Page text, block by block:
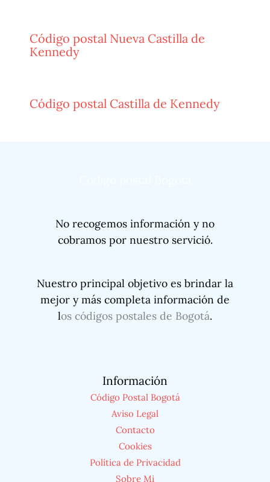
Código postal Nueva Castilla de
Kennedy
Código postal Castilla de Kennedy
No recogemos información y no
cobramos por nuestro servició.
Nuestro principal objetivo es brindar la
mejor y más completa información de
los códigos postales de Bogotá.
Información
Código Postal Bogotá
Aviso Legal
Contacto
Cookies
Política de Privacidad
Sobre Mi